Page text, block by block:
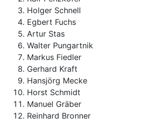
Holger Schnell
Egbert Fuchs
Artur Stas
Walter Pungartnik
Markus Fiedler
Gerhard Kraft
Hansjörg Mecke
Horst Schmidt
Manuel Gräber
Reinhard Bronner